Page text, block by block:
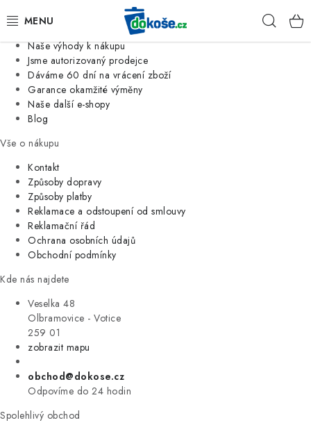
Jsme tradiční česká firma
Naše výhody k nákupu
Jsme autorizovaný prodejce
Dáváme 60 dní na vrácení zboží
Garance okamžité výměny
Naše další e-shopy
Blog
Vše o nákupu
Kontakt
Způsoby dopravy
Způsoby platby
Reklamace a odstoupení od smlouvy
Reklamační řád
Ochrana osobních údajů
Obchodní podmínky
Kde nás najdete
Veselka 48
Olbramovice - Votice
259 01
zobrazit mapu
obchod@dokose.cz
Odpovíme do 24 hodin
Spolehlivý obchod
KOŠE
SÁČKY
KUCHYNĚ
ORGANIZACE
DOMÁCNOST
ÚKLID
VÝPRODEJ
ZNAČKY
Úvod Kontakt Blog
Moje objednávka